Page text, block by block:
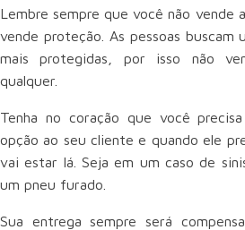
Lembre sempre que você não vende
vende proteção. As pessoas buscam
mais protegidas, por isso não
qualquer.
Tenha no coração que você
opção ao seu cliente e quando ele
vai estar lá. Seja em um caso de
um pneu furado.
Sua entrega sempre será